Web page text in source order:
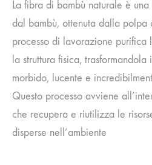
La fibra di bambù naturale è
dal bambù, ottenuta dalla polpa
processo di lavorazione
la struttura fisica, trasformandola
morbido, lucente e
Questo processo avviene
che recupera e riutilizza le
disperse nell’ambiente